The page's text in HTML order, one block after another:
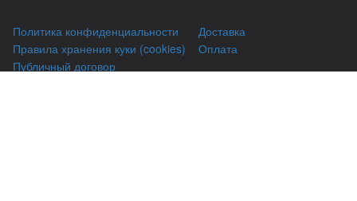
Политика конфиденциальности
Правила хранения куки (cookies)
Публичный договор
Доставка
Оплата